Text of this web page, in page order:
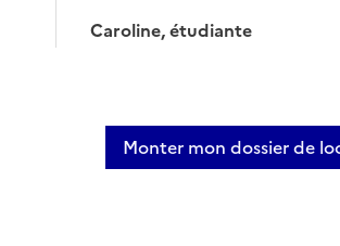
Caroline, étudiante
Monter mon dossier de